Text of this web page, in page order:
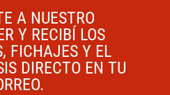
A NUESTRO
Y RECIBÍ LOS
FICHAJES Y EL
DIRECTO EN TU